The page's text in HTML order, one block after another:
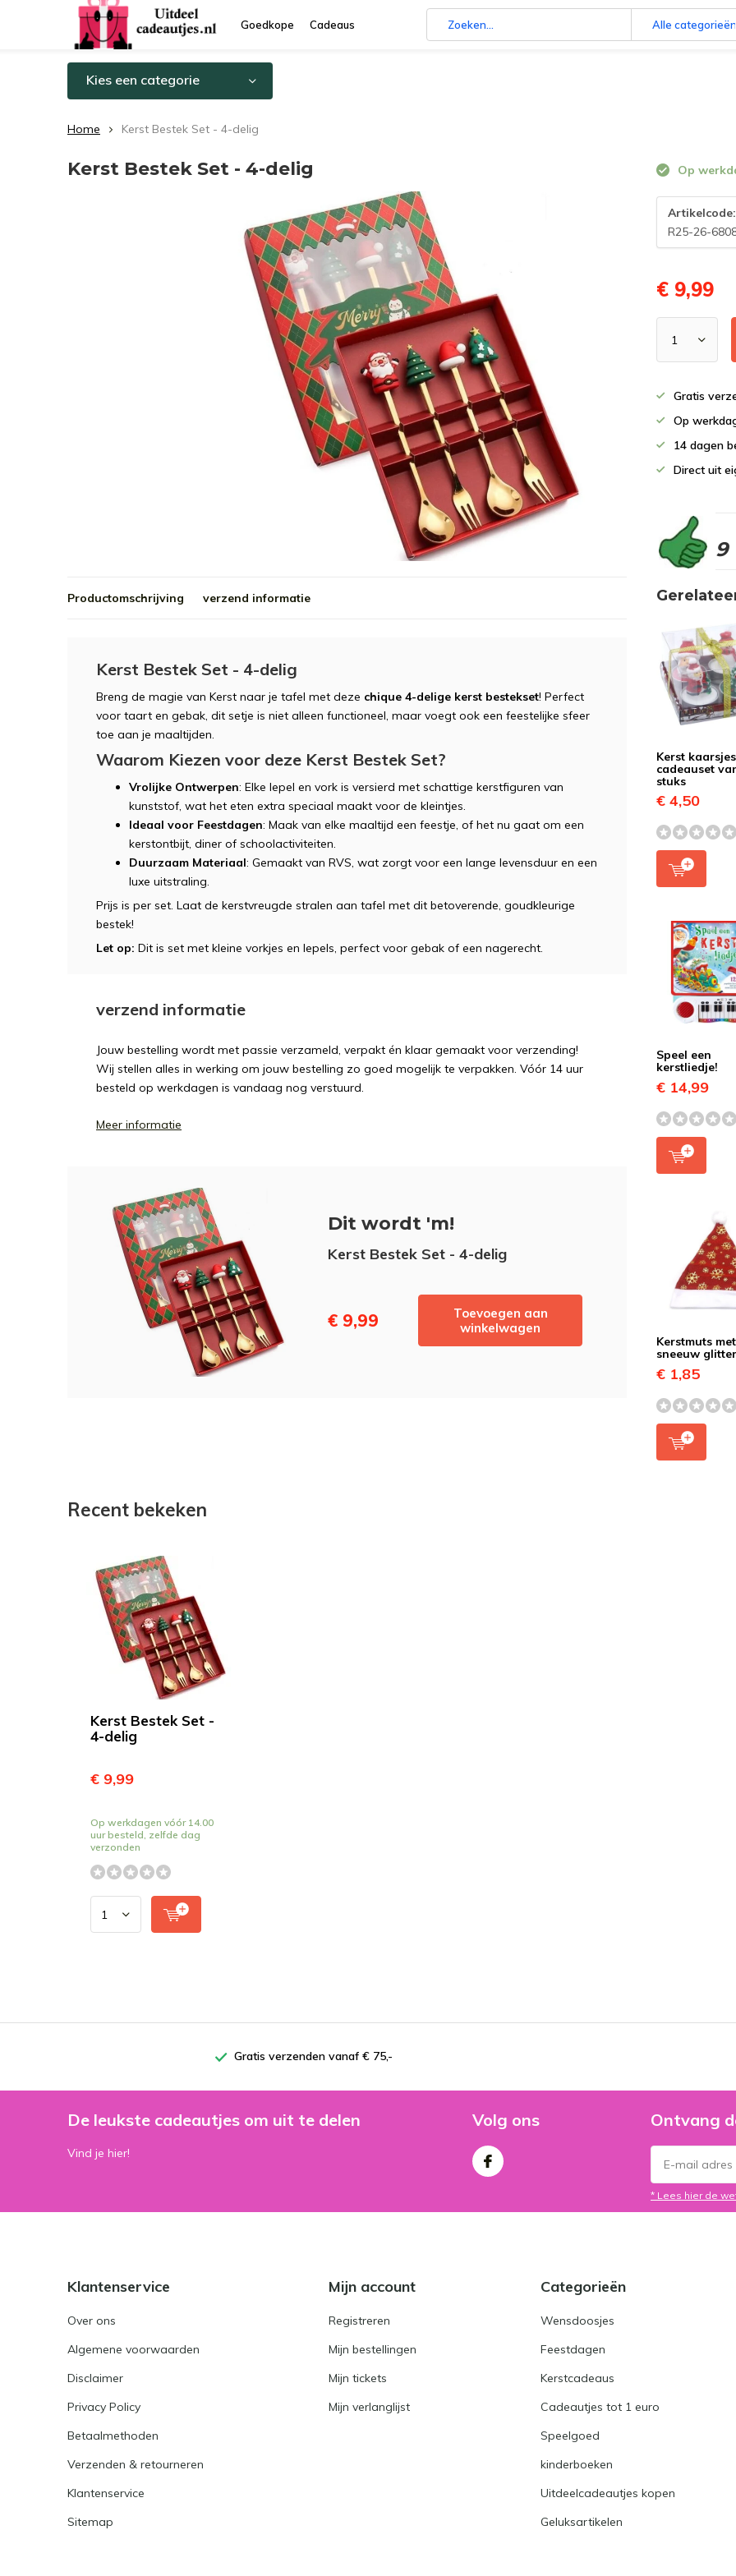
Goedkope Cadeaus Alle categorieën
Kies een categorie
Home Kerst Bestek Set - 4-delig
Kerst Bestek Set - 4-delig Op
Artikelcode:
R25-26-
€ 9,99
Gratis
Op
14 dagen
Direct uit
9
Productomschrijving verzend informatie
Kerst Bestek Set - 4-delig
Breng de magie van Kerst naar je tafel met deze chique 4-delige kerst bestekset! Perfect
voor taart en gebak, dit setje is niet alleen functioneel, maar voegt ook een feestelijke sfeer
toe aan je maaltijden.
Waarom Kiezen voor deze Kerst Bestek Set?
Vrolijke Ontwerpen: Elke lepel en vork is versierd met schattige kerstfiguren van
kunststof, wat het eten extra speciaal maakt voor de kleintjes.
Ideaal voor Feestdagen: Maak van elke maaltijd een feestje, of het nu gaat om een
kerstontbijt, diner of schoolactiviteiten.
Duurzaam Materiaal: Gemaakt van RVS, wat zorgt voor een lange levensduur en een
luxe uitstraling.
Prijs is per set. Laat de kerstvreugde stralen aan tafel met dit betoverende, goudkleurige
bestek!
Let op: Dit is set met kleine vorkjes en lepels, perfect voor gebak of een nagerecht.
verzend informatie
Jouw bestelling wordt met passie verzameld, verpakt én klaar gemaakt voor verzending!
Wij stellen alles in werking om jouw bestelling zo goed mogelijk te verpakken. Vóór 14 uur
besteld op werkdagen is vandaag nog verstuurd.
Meer informatie
Dit wordt 'm!
Kerst Bestek Set - 4-delig
€ 9,99
Toevoegen aan
winkelwagen
Kerst kaarsjes
cadeauset
stuks
€ 4,50
Speel een
kerstliedje!
€ 14,99
Kerstmuts met
sneeuw
€ 1,85
Recent bekeken
Kerst Bestek Set -
4-delig
€ 9,99
Op werkdagen vóór 14.00
uur besteld, zelfde dag
verzonden
Gratis verzenden vanaf € 75,-
De leukste cadeautjes om uit te delen
Vind je hier!
Volg ons Ontvang
* Lees hier de
Klantenservice
Over ons
Algemene voorwaarden
Disclaimer
Privacy Policy
Betaalmethoden
Verzenden & retourneren
Klantenservice
Sitemap
Mijn account
Registreren
Mijn bestellingen
Mijn tickets
Mijn verlanglijst
Categorieën
Wensdoosjes
Feestdagen
Kerstcadeaus
Cadeautjes tot 1 euro
Speelgoed
kinderboeken
Uitdeelcadeautjes kopen
Geluksartikelen